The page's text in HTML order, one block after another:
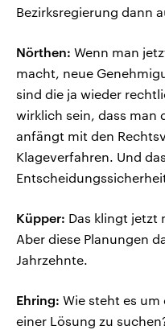
Bezirksregierung dann
Nörthen: Wenn man
macht, neue
sind die ja wieder
wirklich sein, dass man
anfängt mit den
Klageverfahren. Und
Küpper: Das klingt jetzt
Aber diese Planungen
Jahrzehnte.
Ehring: Wie steht es
einer Lösung zu